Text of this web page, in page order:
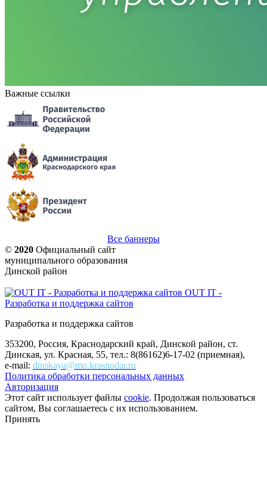
Важные ссылки
Все баннеры
© 2020 Официальный сайт
муниципального образования
Динской район
OUT IT -
Разработка и поддержка сайтов
Разработка и поддержка сайтов
353200, Россия, Краснодарский край, Динской район, ст.
Динская, ул. Красная, 55, тел.: 8(86162)6-17-02 (приемная),
e-mail: dinskaya@mo.krasnodar.ru
Политика обработки персональных данных
Авторизация
Этот сайт использует файлы cookie. Продолжая пользоваться
сайтом, Вы соглашаетесь с их использованием.
Принять